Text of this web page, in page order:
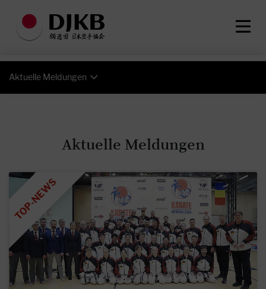
Aktuelle Meldungen
Aktuelle Meldungen